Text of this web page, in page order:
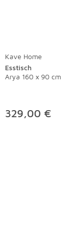
Kave Home
Esstisch
Arya 160 x 90 cm
329,00 €